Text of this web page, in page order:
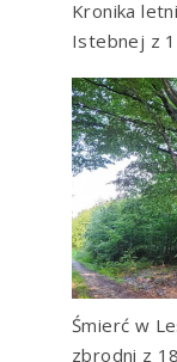
Kronika
Istebnej z
Śmierć w
zbrodni z